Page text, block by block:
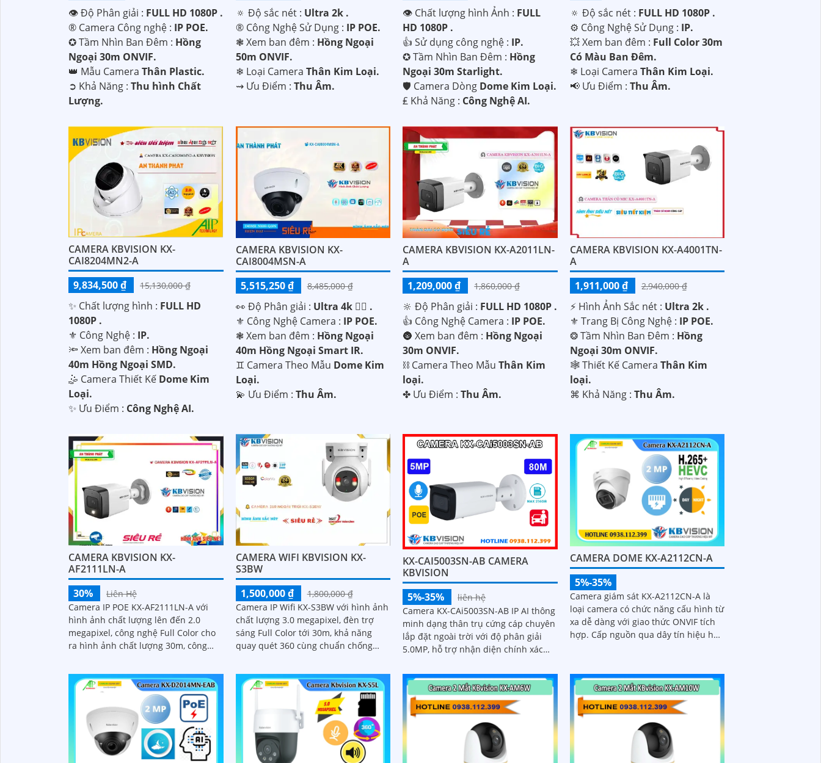
👁 Độ Phân giải : FULL HD 1080P .
®️ Camera Công nghệ : IP POE.
✪ Tầm Nhìn Ban Đêm : Hồng
Ngoại 30m ONVIF.
👑 Mẫu Camera Thân Plastic.
️➲ Khả Năng : Thu hình Chất
Lượng.
🔅 Độ sắc nét : Ultra 2k .
®️ Công Nghệ Sử Dụng : IP POE.
❃ Xem ban đêm : Hồng Ngoại
50m ONVIF.
❄ Loại Camera Thân Kim Loại.
️⇝ Ưu Điểm : Thu Âm.
👁 Chất lượng hình Ảnh : FULL
HD 1080P .
👍 Sử dụng công nghệ : IP.
✪ Tầm Nhìn Ban Đêm : Hồng
Ngoại 30m Starlight.
🛡 Camera Dòng Dome Kim Loại.
️₤ Khả Năng : Công Nghệ AI.
🔅 Độ sắc nét : FULL HD 1080P .
⚙ Công Nghệ Sử Dụng : IP.
💥 Xem ban đêm : Full Color 30m
Có Màu Ban Đêm.
❄ Loại Camera Thân Kim Loại.
️📢 Ưu Điểm : Thu Âm.
CAMERA KBVISION KX-
CAI8204MN2-A
9,834,500 ₫
15,130,000 ₫
✨ Chất lượng hình : FULL HD
1080P .
⚜️ Công Nghệ : IP.
🔦 Xem ban đêm : Hồng Ngoại
40m Hồng Ngoại SMD.
🤹 Camera Thiết Kế Dome Kim
Loại.
️✨ Ưu Điểm : Công Nghệ AI.
CAMERA KBVISION KX-
CAI8004MSN-A
5,515,250 ₫
8,485,000 ₫
️👀 Độ Phân giải : Ultra 4k 👍🏾 .
⚜️ Công Nghệ Camera : IP POE.
❃ Xem ban đêm : Hồng Ngoại
40m Hồng Ngoại Smart IR.
♊ Camera Theo Mẫu Dome Kim
Loại.
️💫 Ưu Điểm : Thu Âm.
CAMERA KBVISION KX-A2011LN-
A
1,209,000 ₫
1,860,000 ₫
🔆 Độ Phân giải : FULL HD 1080P .
👍 Công Nghệ Camera : IP POE.
🌚 Xem ban đêm : Hồng Ngoại
30m ONVIF.
⛓ Camera Theo MẫuThân Kim
loại.
️✤ Ưu Điểm :Thu Âm.
CAMERA KBVISION KX-A4001TN-
A
1,911,000 ₫
2,940,000 ₫
️⚡ Hình Ảnh Sắc nét : Ultra 2k .
⚜️ Trang Bị Công Nghệ : IP POE.
❂ Tầm Nhìn Ban Đêm : Hồng
Ngoại 30m ONVIF.
🕸️ Thiết Kế Camera Thân Kim
loại.
️⌘ Khả Năng : Thu Âm.
CAMERA KBVISION KX-
AF2111LN-A
30%
Liên Hệ
Camera IP POE KX-AF2111LN-A với
hình ảnh chất lượng lên đến 2.0
megapixel, công nghệ Full Color cho
ra hình ảnh chất lượng 30m, công
CAMERA WIFI KBVISION KX-
S3BW
1,500,000 ₫
1,800,000 ₫
Camera IP Wifi KX-S3BW với hình ảnh
chất lượng 3.0 megapixel, đèn trợ
sáng Full Color tới 30m, khả năng
quay quét 360 cùng chuẩn chống
KX-CAI5003SN-AB CAMERA
KBVISION
5%-35%
liên hệ
Camera KX-CAi5003SN-AB IP AI thông
minh dạng thân trụ cứng cáp chuyên
lắp đặt ngoài trời với độ phân giải
5.0MP, hỗ trợ nhận diện chính xác
quả giám sát.
CAMERA DOME KX-A2112CN-A
5%-35%
Camera giám sát KX-A2112CN-A là
loại camera có chức năng cấu hình từ
xa dễ dàng với giao thức ONVIF tích
hợp. Cấp nguồn qua dây tín hiệu hỗ